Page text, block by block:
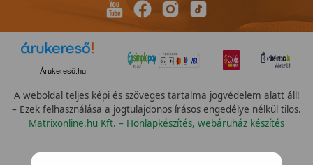
Árukereső.hu
A weboldal teljes képi és szöveges tartalma jogvédelem alatt áll!
– Ezek felhasználása a jogtulajdonos írásos engedélye nélkül tilos.
Matrixonline.hu Kft. – Honlapkészítés, webáruház készítés